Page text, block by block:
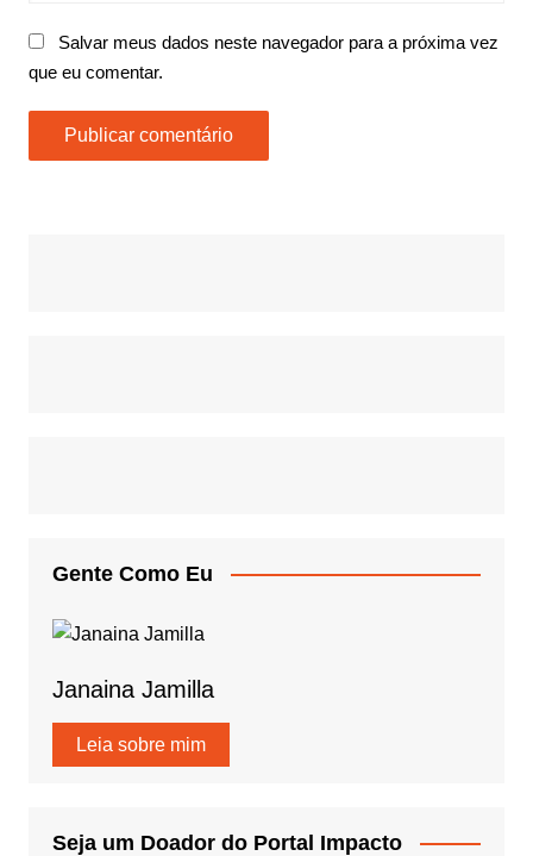
Salvar meus dados neste navegador para a próxima vez
que eu comentar.
Gente Como Eu
Janaina Jamilla
Leia sobre mim
Seja um Doador do Portal Impacto